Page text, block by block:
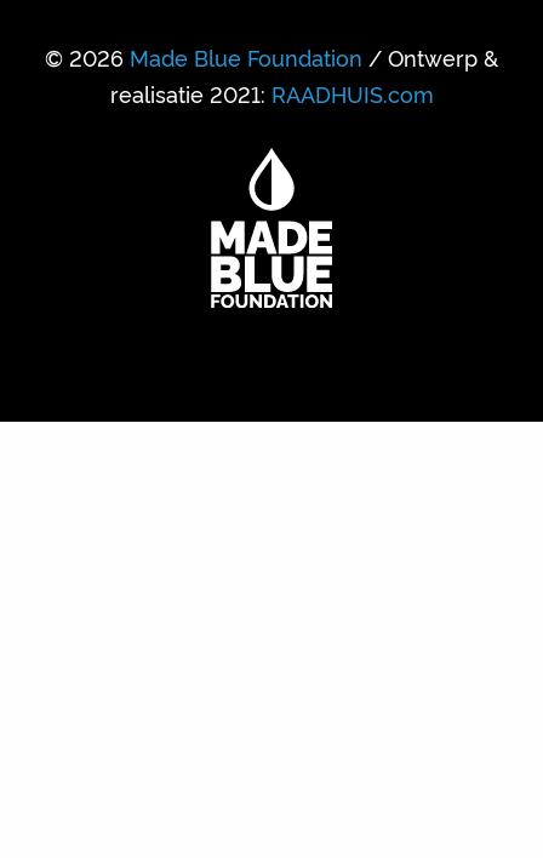
© 2026 Made Blue Foundation / Ontwerp &
realisatie 2021: RAADHUIS.com